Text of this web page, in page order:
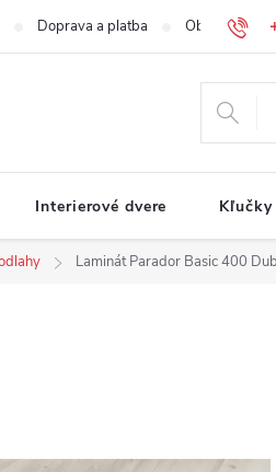
Doprava a platba Obchodné
Interierové dvere Kľučky
Laminát Parador Basic 400